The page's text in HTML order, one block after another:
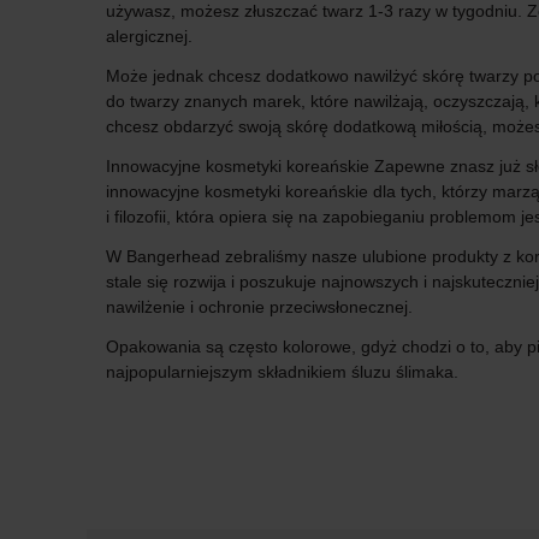
używasz, możesz złuszczać twarz 1-3 razy w
alergicznej.
Może jednak chcesz dodatkowo nawilżyć skórę twarzy
do twarzy znanych marek, które nawilżają,
chcesz obdarzyć swoją skórę dodatkową miłością,
Innowacyjne kosmetyki koreańskie Zapewne znasz już
innowacyjne kosmetyki koreańskie dla tych, którzy
i filozofii, która opiera się na zapobieganiu problemom
W Bangerhead zebraliśmy nasze ulubione produkty z
stale się rozwija i poszukuje najnowszych i
nawilżenie i ochronie przeciwsłonecznej.
Opakowania są często kolorowe, gdyż chodzi o to, aby
najpopularniejszym składnikiem śluzu ślimaka.